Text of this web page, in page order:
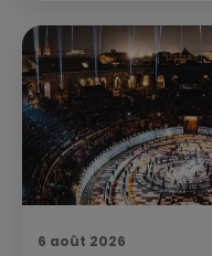
6 août 2026